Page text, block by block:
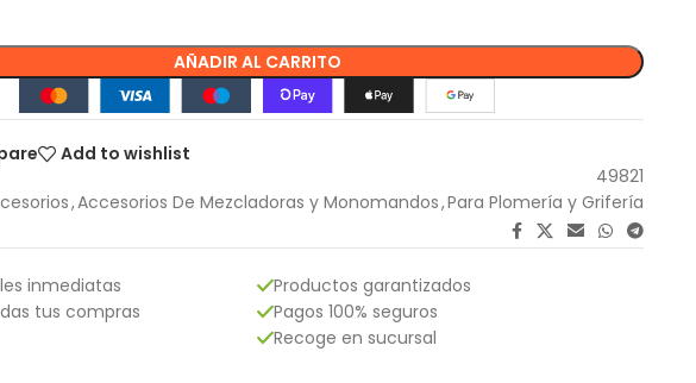
AÑADIR AL CARRITO
Add to wishlist
49821
,Accesorios De Mezcladoras y Monomandos,Para Plomería y Grifería
inmediatas
tus compras
Productos garantizados
Pagos 100% seguros
Recoge en sucursal